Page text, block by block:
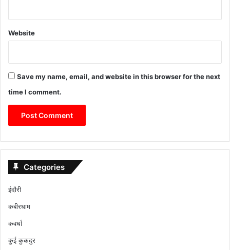
Website
Save my name, email, and website in this browser for the next
time I comment.
Categories
इंदौरी
कबीरधाम
कवर्धा
कुई कुकदुर